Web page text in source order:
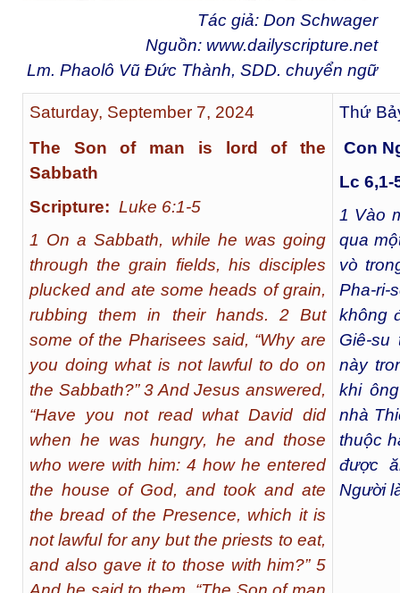
Tác giả: Don Schwager
Nguồn: www.dailyscripture.net
Lm. Phaolô Vũ Đức Thành, SDD. chuyển ngữ
Saturday, September 7, 2024
The Son of man is lord of the
Sabbath
Scripture: Luke 6:1-5
1 On a Sabbath, while he was going
through the grain fields, his disciples
plucked and ate some heads of grain,
rubbing them in their hands. 2 But
some of the Pharisees said, “Why are
you doing what is not lawful to do on
the Sabbath?” 3 And Jesus answered,
“Have you not read what David did
when he was hungry, he and those
who were with him: 4 how he entered
the house of God, and took and ate
the bread of the Presence, which it is
not lawful for any but the priests to eat,
and also gave it to those with him?” 5
Thứ
Con
Lc 6,1-
1 Vào
qua
vò
Pha-ri-
không
Giê-su
này
khi
nhà
thuộc
được
Người